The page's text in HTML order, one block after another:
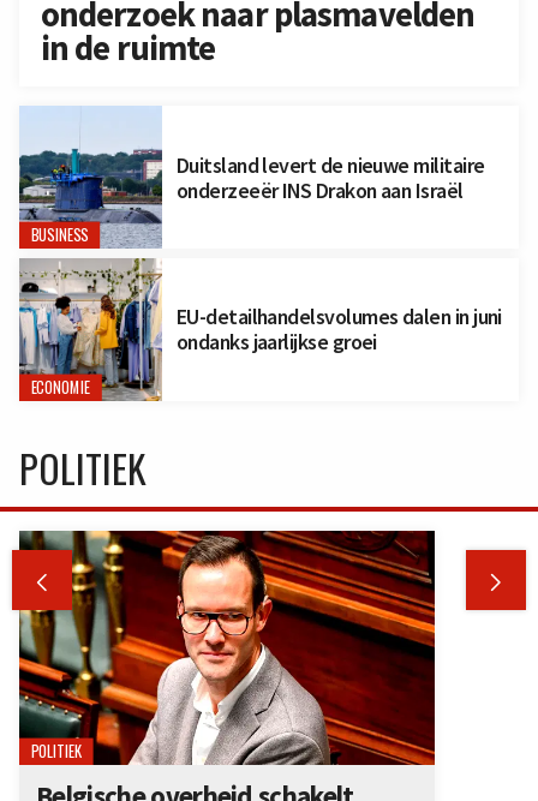
onderzoek naar plasmavelden
in de ruimte
BUSINESS
Duitsland levert de nieuwe militaire
onderzeeër INS Drakon aan Israël
ECONOMIE
EU-detailhandelsvolumes dalen in juni
ondanks jaarlijkse groei
POLITIEK
 
POLITIEK